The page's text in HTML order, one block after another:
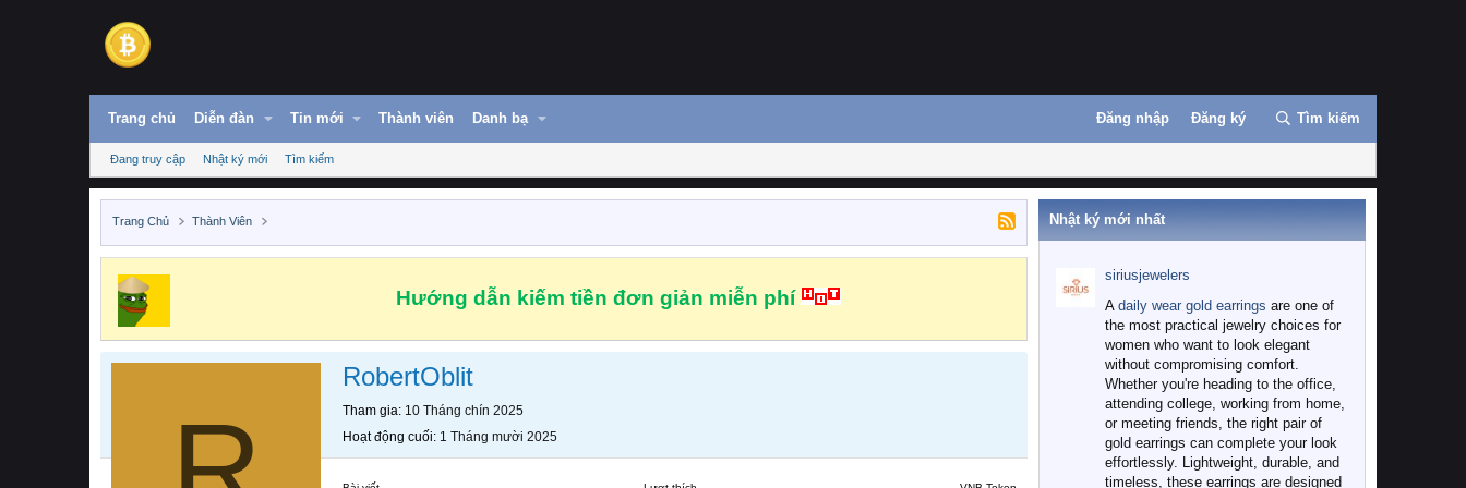
Trang chủ Diễn đàn Tin mới Thành viên Danh bạ Đăng nhập Đăng ký Tìm kiếm
Đang truy cập Nhật ký mới Tìm kiếm
Trang Chủ Thành Viên
Hướng dẫn kiếm tiền đơn giản miễn phí
RobertOblit
Tham gia 10 Tháng chín 2025
Hoạt động cuối 1 Tháng mười 2025
Nhật ký mới nhất
siriusjewelers
A daily wear gold earrings are one of
the most practical jewelry choices for
women who want to look elegant
without compromising comfort.
Whether you're heading to the office,
attending college, working from home,
or meeting friends, the right pair of
gold earrings can complete your look
effortlessly. Lightweight, durable, and
timeless, these earrings are designed